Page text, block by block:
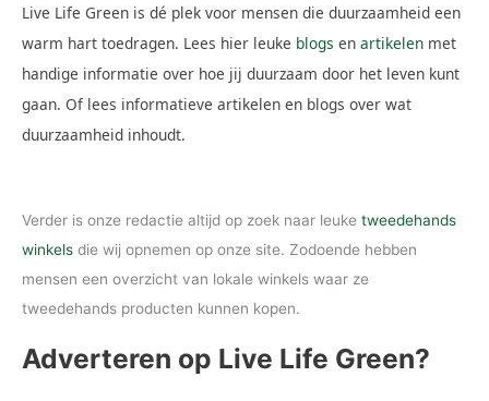
Live Life Green is dé plek voor mensen die duurzaamheid een
warm hart toedragen. Lees hier leuke blogs en artikelen met
handige informatie over hoe jij duurzaam door het leven kunt
gaan. Of lees informatieve artikelen en blogs over wat
duurzaamheid inhoudt.
Verder is onze redactie altijd op zoek naar leuke tweedehands
winkels die wij opnemen op onze site. Zodoende hebben
mensen een overzicht van lokale winkels waar ze
tweedehands producten kunnen kopen.
Adverteren op Live Life Green?